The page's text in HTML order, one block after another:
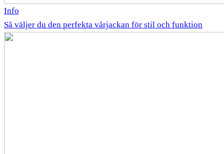
Info
Så väljer du den perfekta vårjackan för stil och funktion